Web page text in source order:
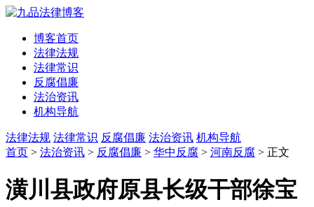
博客首页
法律法规
法律常识
反腐倡廉
法治资讯
机构导航
法律法规 法律常识 反腐倡廉 法治资讯 机构导航
首页 > 法治资讯 > 反腐倡廉 > 华中反腐 > 河南反腐 > 正文
潢川县政府原县长级干部徐宝